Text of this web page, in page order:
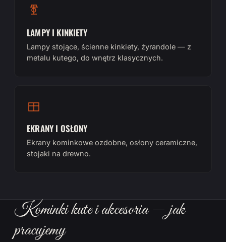
LAMPY I KINKIETY
Lampy stojące, ścienne kinkiety, żyrandole — z
metalu kutego, do wnętrz klasycznych.
EKRANY I OSŁONY
Ekrany kominkowe ozdobne, osłony ceramiczne,
stojaki na drewno.
Kominki kute i akcesoria — jak
pracujemy